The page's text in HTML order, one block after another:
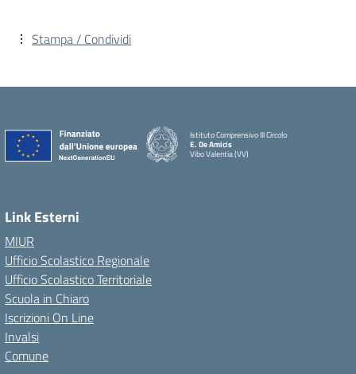
Stampa / Condividi
Istituto Comprensivo III Circolo
E. De Amicis
Vibo Valentia (VV)
Link Esterni
MIUR
Ufficio Scolastico Regionale
Ufficio Scolastico Territoriale
Scuola in Chiaro
Iscrizioni On Line
Invalsi
Comune